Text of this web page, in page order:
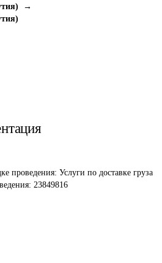
→
проведения: Услуги по доставке груза
23849816